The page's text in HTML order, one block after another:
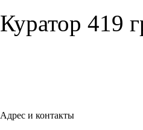
Куратор 419
Адрес и контакты